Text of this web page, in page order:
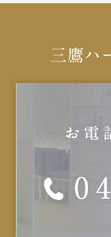
三鷹ハ